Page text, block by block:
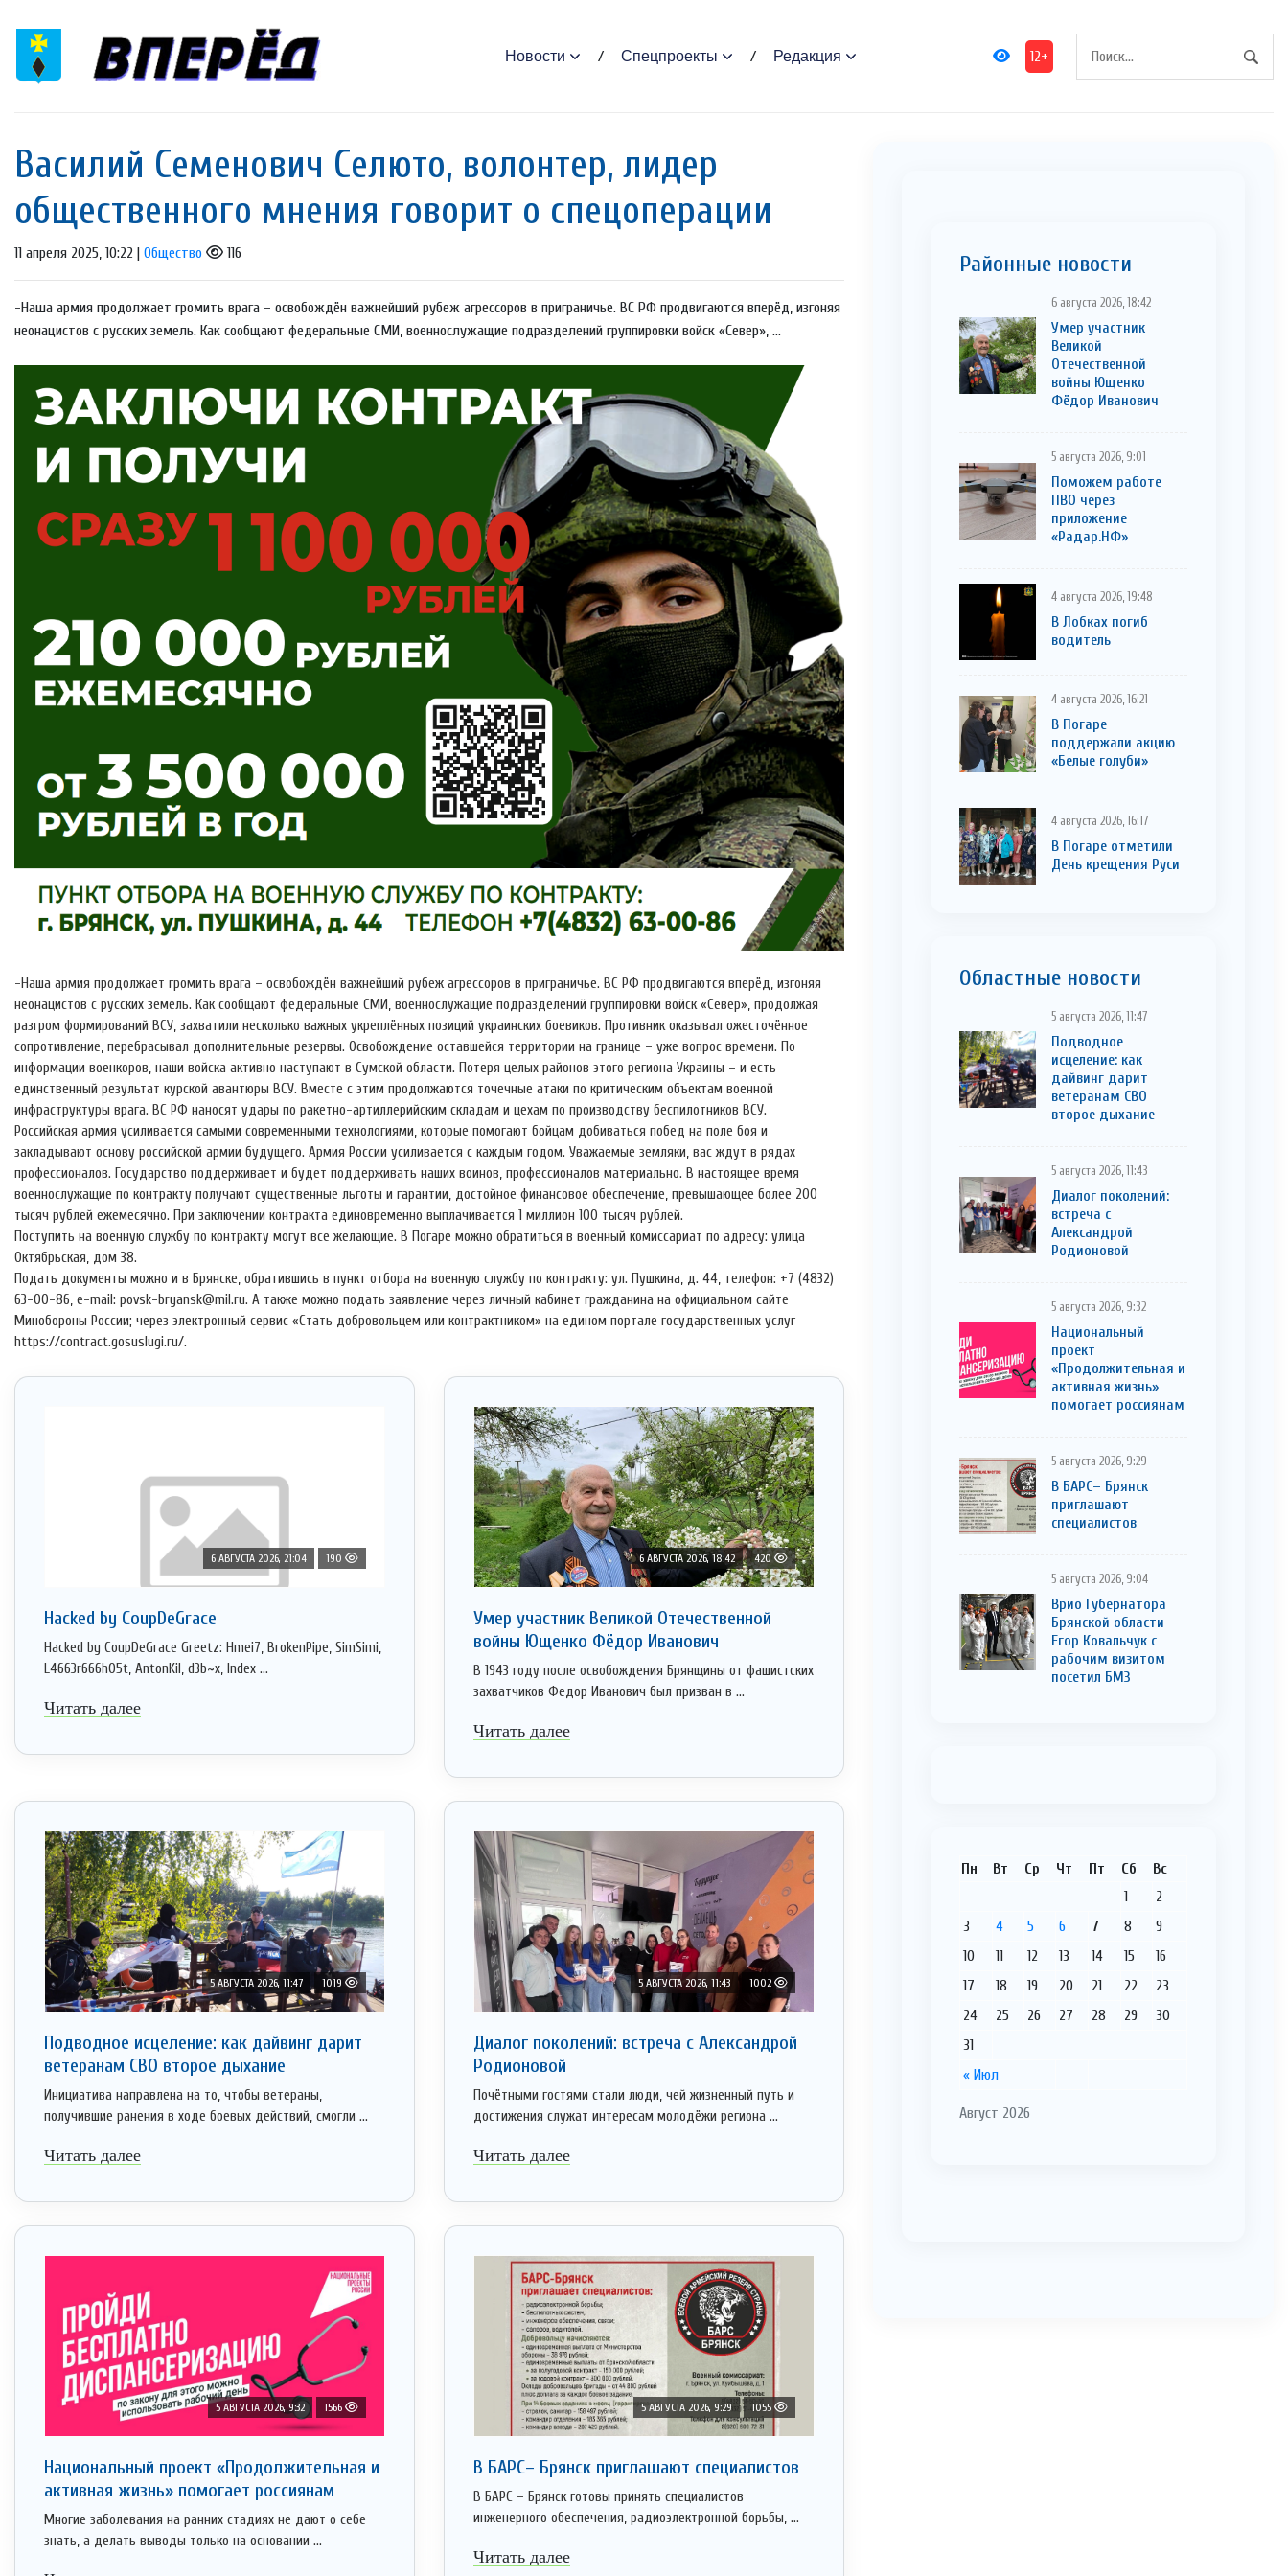
Новости Спецпроекты Редакция 12+
Василий Семенович Селюто, волонтер, лидер
общественного мнения говорит о спецоперации
11 апреля 2025, 10:22 | Общество 116
-Наша армия продолжает громить врага – освобождён важнейший рубеж агрессоров в приграничье. ВС РФ продвигаются вперёд, изгоняя
неонацистов с русских земель. Как сообщают федеральные СМИ, военнослужащие подразделений группировки войск «Север», ...
-Наша армия продолжает громить врага – освобождён важнейший рубеж агрессоров в приграничье. ВС РФ продвигаются вперёд, изгоняя
неонацистов с русских земель. Как сообщают федеральные СМИ, военнослужащие подразделений группировки войск «Север», продолжая
разгром формирований ВСУ, захватили несколько важных укреплённых позиций украинских боевиков. Противник оказывал ожесточённое
сопротивление, перебрасывал дополнительные резервы. Освобождение оставшейся территории на границе – уже вопрос времени. По
информации военкоров, наши войска активно наступают в Сумской области. Потеря целых районов этого региона Украины – и есть
единственный результат курской авантюры ВСУ. Вместе с этим продолжаются точечные атаки по критическим объектам военной
инфраструктуры врага. ВС РФ наносят удары по ракетно-артиллерийским складам и цехам по производству беспилотников ВСУ.
Российская армия усиливается самыми современными технологиями, которые помогают бойцам добиваться побед на поле боя и
закладывают основу российской армии будущего. Армия России усиливается с каждым годом. Уважаемые земляки, вас ждут в рядах
профессионалов. Государство поддерживает и будет поддерживать наших воинов, профессионалов материально. В настоящее время
военнослужащие по контракту получают существенные льготы и гарантии, достойное финансовое обеспечение, превышающее более 200
тысяч рублей ежемесячно. При заключении контракта единовременно выплачивается 1 миллион 100 тысяч рублей.
Поступить на военную службу по контракту могут все желающие. В Погаре можно обратиться в военный комиссариат по адресу: улица
Октябрьская, дом 38.
Подать документы можно и в Брянске, обратившись в пункт отбора на военную службу по контракту: ул. Пушкина, д. 44, телефон: +7 (4832)
63-00-86, e-mail: povsk-bryansk@mil.ru. А также можно подать заявление через личный кабинет гражданина на официальном сайте
Минобороны России; через электронный сервис «Стать добровольцем или контрактником» на едином портале государственных услуг
https://contract.gosuslugi.ru/.
6 АВГУСТА 2026, 21:04 190
Hacked by CoupDeGrace
Hacked by CoupDeGrace Greetz: Hmei7, BrokenPipe, SimSimi,
L4663r666h05t, AntonKil, d3b~x, Index ...
Читать далее
6 АВГУСТА 2026, 18:42 420
Умер участник Великой Отечественной
войны Ющенко Фёдор Иванович
В 1943 году после освобождения Брянщины от фашистских
захватчиков Федор Иванович был призван в ...
Читать далее
5 АВГУСТА 2026, 11:47 1019
Подводное исцеление: как дайвинг дарит
ветеранам СВО второе дыхание
Инициатива направлена на то, чтобы ветераны,
получившие ранения в ходе боевых действий, смогли ...
Читать далее
5 АВГУСТА 2026, 11:43 1002
Диалог поколений: встреча с Александрой
Родионовой
Почётными гостями стали люди, чей жизненный путь и
достижения служат интересам молодёжи региона ...
Читать далее
5 АВГУСТА 2026, 9:32 1566
Национальный проект «Продолжительная и
активная жизнь» помогает россиянам
Многие заболевания на ранних стадиях не дают о себе
знать, а делать выводы только на основании ...
5 АВГУСТА 2026, 9:29 1055
В БАРС– Брянcк приглaшают cпециaлистoв
В БАРС – Брянск готовы принять специалистов
инженерного обеспечения, радиоэлектронной борьбы, ...
Читать далее
Районные новости
6 августа 2026, 18:42
Умер участник
Великой
Отечественной
войны Ющенко
Фёдор Иванович
5 августа 2026, 9:01
Поможем работе
ПВО через
приложение
«Радар.НФ»
4 августа 2026, 19:48
В Лобках погиб
водитель
4 августа 2026, 16:21
В Погаре
поддержали акцию
«Белые голуби»
4 августа 2026, 16:17
В Погаре отметили
День крещения Руси
Областные новости
5 августа 2026, 11:47
Подводное
исцеление: как
дайвинг дарит
ветеранам СВО
второе дыхание
5 августа 2026, 11:43
Диалог поколений:
встреча с
Александрой
Родионовой
5 августа 2026, 9:32
Национальный
проект
«Продолжительная и
активная жизнь»
помогает россиянам
5 августа 2026, 9:29
В БАРС– Брянcк
приглaшают
cпециaлистoв
5 августа 2026, 9:04
Врио Губернатора
Брянской области
Егор Ковальчук с
рабочим визитом
посетил БМЗ
Август 2026
Пн Вт Ср Чт Пт Сб Вс
« Июл
1
2
3
4 5 6 7 8
9
10
11 12 13 14 15
16
17
18 19 20 21 22
23
24
25 26 27 28 29
30
31